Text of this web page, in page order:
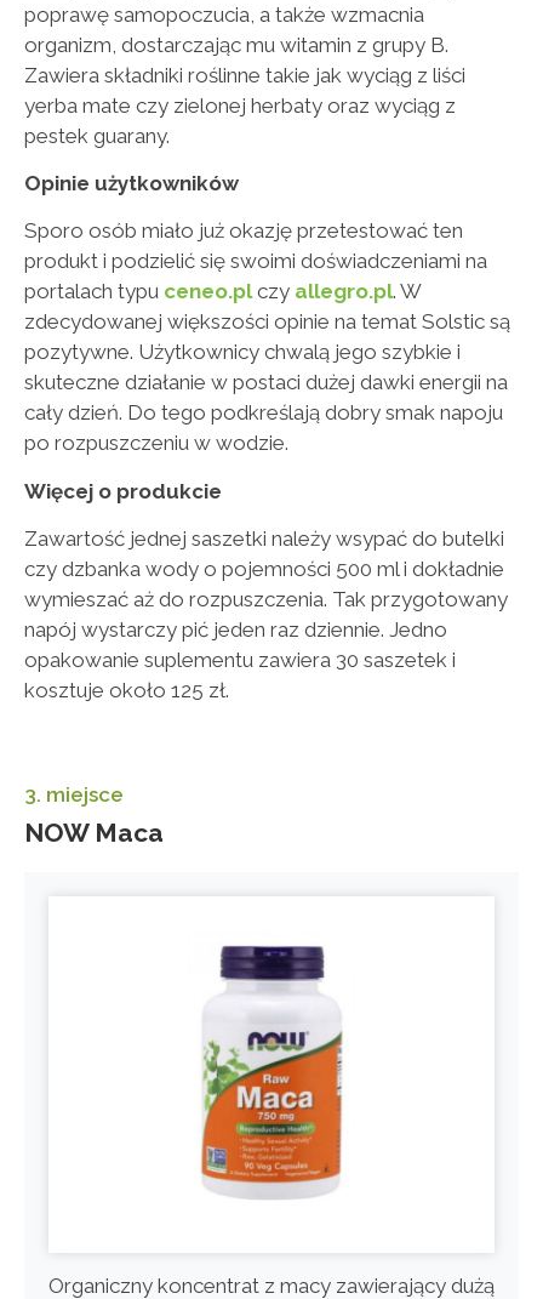
poprawę samopoczucia, a także wzmacnia
organizm, dostarczając mu witamin z grupy B.
Zawiera składniki roślinne takie jak wyciąg z liści
yerba mate czy zielonej herbaty oraz wyciąg z
pestek guarany.
Opinie użytkowników
Sporo osób miało już okazję przetestować ten
produkt i podzielić się swoimi doświadczeniami na
portalach typu ceneo.plczy allegro.pl. W
zdecydowanej większości opinie na temat Solstic są
pozytywne. Użytkownicy chwalą jego szybkie i
skuteczne działanie w postaci dużej dawki energii na
cały dzień. Do tego podkreślają dobry smak napoju
po rozpuszczeniu w wodzie.
Więcej o produkcie
Zawartość jednej saszetki należy wsypać do butelki
czy dzbanka wody o pojemności 500 ml i dokładnie
wymieszać aż do rozpuszczenia. Tak przygotowany
napój wystarczy pić jeden raz dziennie. Jedno
opakowanie suplementu zawiera 30 saszetek i
kosztuje około 125 zł.
3. miejsce
NOW Maca
Organiczny koncentrat z macy zawierający dużą